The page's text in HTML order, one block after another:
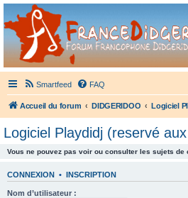
France Didgeridoo
Didgeridoo et Guimbarde sur France Didgeridoo -
Smartfeed FAQ
Accueil du forum DIDGERIDOO
Logiciel Playdidj (reservé
Vous ne pouvez pas voir ou consulter les sujets de
CONNEXION • INSCRIPTION
Nom d’utilisateur :